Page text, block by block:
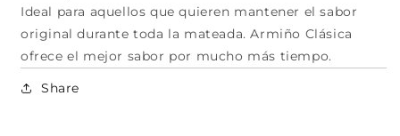
Ideal para aquellos que quieren mantener el sabor
original durante toda la mateada. Armiño Clásica
ofrece el mejor sabor por mucho más tiempo.
Share